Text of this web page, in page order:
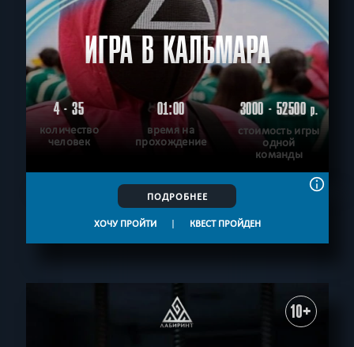
ИГРА В КАЛЬМАРА
4 - 35
количество
человек
01:00
время на
прохождение
3000 - 52500р.
стоимость игры
одной
команды
ПОДРОБНЕЕ
ХОЧУ ПРОЙТИ | КВЕСТ ПРОЙДЕН
10+